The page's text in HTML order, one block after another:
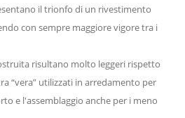
il trionfo di un rivestimento
con sempre maggiore vigore tra i
risultano molto leggeri rispetto
“vera” utilizzati in arredamento per
e l'assemblaggio anche per i meno